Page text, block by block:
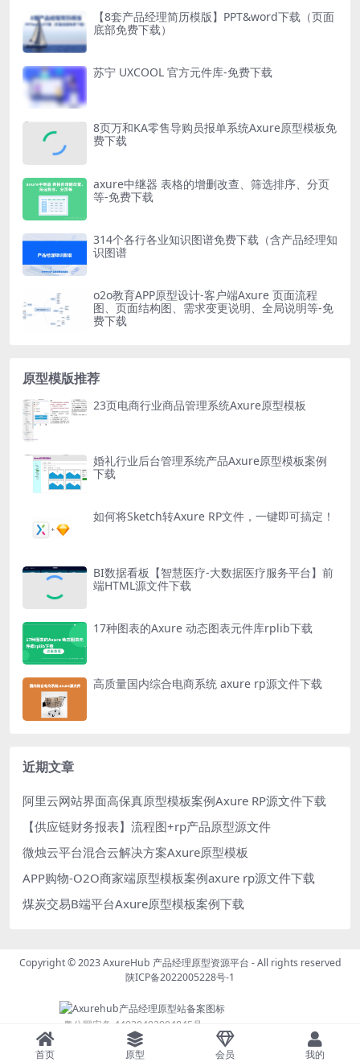
【8套产品经理简历模版】PPT&word下载（页面
底部免费下载）
苏宁 UXCOOL 官方元件库-免费下载
8页万和KA零售导购员报单系统Axure原型模板免
费下载
axure中继器 表格的增删改查、筛选排序、分页
等-免费下载
314个各行各业知识图谱免费下载（含产品经理知
识图谱
o2o教育APP原型设计-客户端Axure 页面流程
图、页面结构图、需求变更说明、全局说明等-免
费下载
原型模版推荐
23页电商行业商品管理系统Axure原型模板
婚礼行业后台管理系统产品Axure原型模板案例
下载
如何将Sketch转Axure RP文件，一键即可搞定！
BI数据看板【智慧医疗-大数据医疗服务平台】前
端HTML源文件下载
17种图表的Axure 动态图表元件库rplib下载
高质量国内综合电商系统 axure rp源文件下载
近期文章
阿里云网站界面高保真原型模板案例Axure RP源文件下载
【供应链财务报表】流程图+rp产品原型源文件
微烛云平台混合云解决方案Axure原型模板
APP购物-O2O商家端原型模板案例axure rp源文件下载
煤炭交易B端平台Axure原型模板案例下载
Copyright © 2023AxureHub 产品经理原型资源平台 - All rights reserved
陕ICP备2022005228号-1
粤公网安备 44030402004845号
首页 原型 会员 我的